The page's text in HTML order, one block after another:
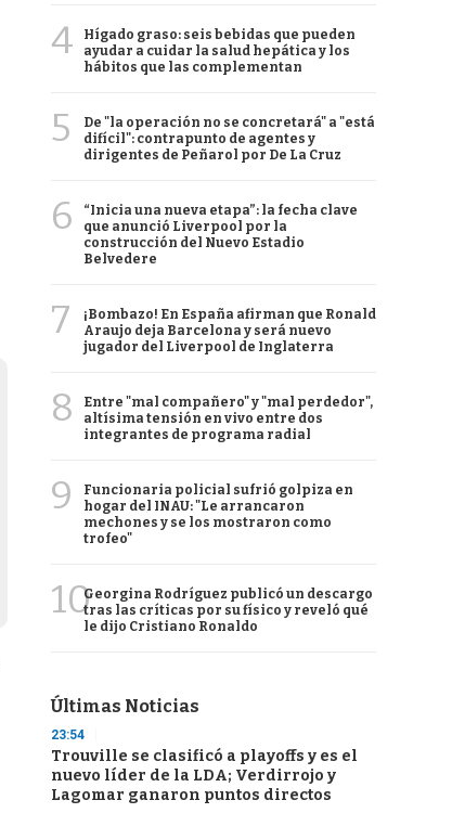
4
Hígado graso: seis bebidas que pueden
ayudar a cuidar la salud hepática y los
hábitos que las complementan
5
De "la operación no se concretará" a "está
difícil": contrapunto de agentes y
dirigentes de Peñarol por De La Cruz
6
“Inicia una nueva etapa”: la fecha clave
que anunció Liverpool por la
construcción del Nuevo Estadio
Belvedere
7
¡Bombazo! En España afirman que Ronald
Araujo deja Barcelona y será nuevo
jugador del Liverpool de Inglaterra
8
Entre "mal compañero" y "mal perdedor",
altísima tensión en vivo entre dos
integrantes de programa radial
9
Funcionaria policial sufrió golpiza en
hogar del INAU: "Le arrancaron
mechones y se los mostraron como
trofeo"
10Georgina Rodríguez publicó un descargo
tras las críticas por su físico y reveló qué
le dijo Cristiano Ronaldo
Últimas Noticias
23:54
Trouville se clasificó a playoffs y es el
nuevo líder de la LDA; Verdirrojo y
Lagomar ganaron puntos directos